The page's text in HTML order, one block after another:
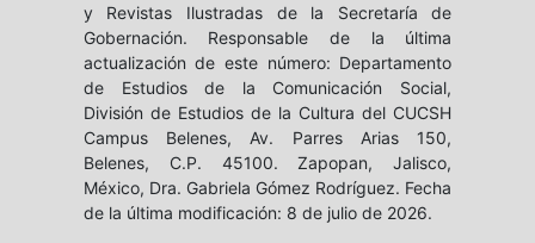
y Revistas Ilustradas de la Secretaría de
Gobernación. Responsable de la última
actualización de este número: Departamento
de Estudios de la Comunicación Social,
División de Estudios de la Cultura del CUCSH
Campus Belenes, Av. Parres Arias 150,
Belenes, C.P. 45100. Zapopan, Jalisco,
México, Dra. Gabriela Gómez Rodríguez. Fecha
de la última modificación: 8 de julio de 2026.